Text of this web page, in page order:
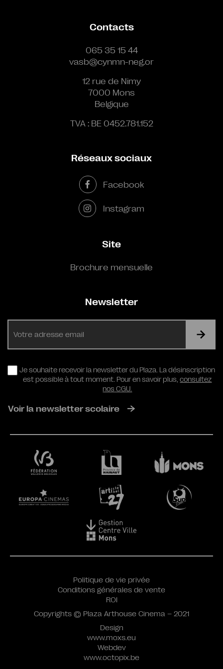
Contacts
065 35 15 44
vasb@cynmn-neg.or
12 rue de Nimy
7000 Mons
Belgique
TVA : BE 0452.781.152
Réseaux sociaux
Facebook
Instagram
Site
Brochure mensuelle
Newsletter
RGPD
Je souhaite recevoir la newsletter du Plaza. La désinscription
est possible à tout moment. Pour en savoir plus,consultez
nos CGU.
Voir la newsletter scolaire
Design
www.moxs.eu
Webdev
www.octopix.be
Politique de vie privée
Conditions générales de vente
ROI
Copyrights © Plaza Arthouse Cinema – 2021